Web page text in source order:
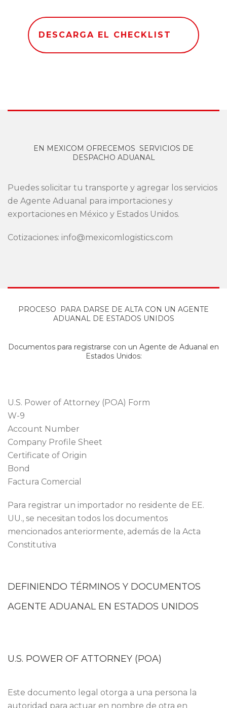
DESCARGA EL CHECKLIST
EN MEXICOM OFRECEMOS SERVICIOS DE
DESPACHO ADUANAL
Puedes solicitar tu transporte y agregar los servicios
de Agente Aduanal para importaciones y
exportaciones en México y Estados Unidos.
Cotizaciones: info@mexicomlogistics.com
PROCESO PARA DARSE DE ALTA CON UN AGENTE
ADUANAL DE ESTADOS UNIDOS
Documentos para registrarse con un Agente de Aduanal en
Estados Unidos:
U.S. Power of Attorney (POA) Form
W-9
Account Number
Company Profile Sheet
Certificate of Origin
Bond
Factura Comercial
Para registrar un importador no residente de EE.
UU., se necesitan todos los documentos
mencionados anteriormente, además de la Acta
Constitutiva
DEFINIENDO TÉRMINOS Y DOCUMENTOS
AGENTE ADUANAL EN ESTADOS UNIDOS
U.S. POWER OF ATTORNEY (POA)
Este documento legal otorga a una persona la
autoridad para actuar en nombre de otra en